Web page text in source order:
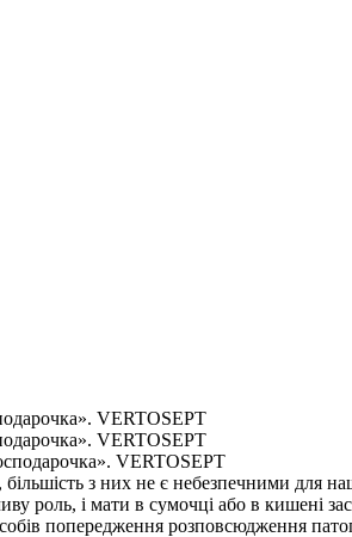
VERTOSEPT
VERTOSEPT
з них не є небезпечними
роль, і мати в сумочці або в кишені
попередження розповсюдження